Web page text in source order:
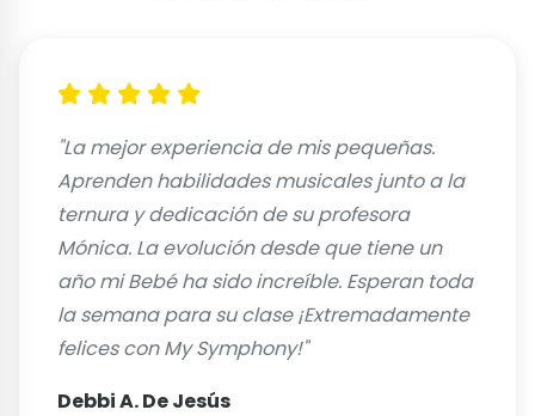
"La mejor experiencia de mis pequeñas.
Aprenden habilidades musicales junto a la
ternura y dedicación de su profesora
Mónica. La evolución desde que tiene un
año mi Bebé ha sido increíble. Esperan toda
la semana para su clase ¡Extremadamente
felices con My Symphony!"
Debbi A. De Jesús